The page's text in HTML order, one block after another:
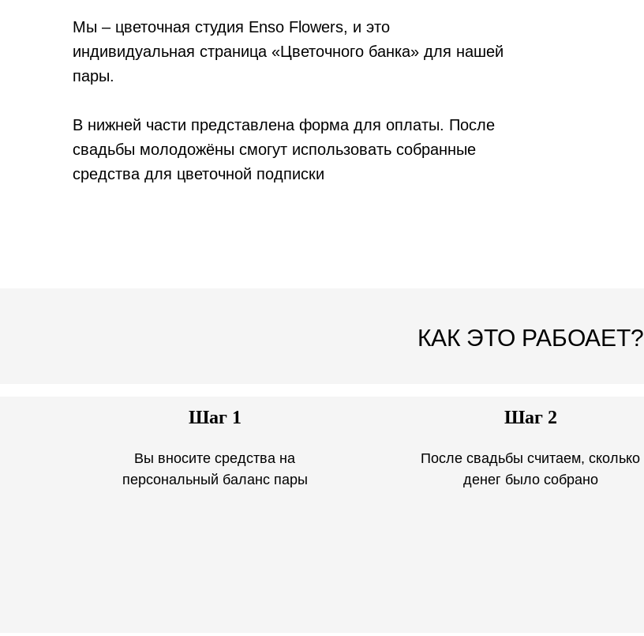
Мы – цветочная студия Enso Flowers, и это
индивидуальная страница «Цветочного банка» для нашей
пары.
В нижней части представлена форма для оплаты. После
свадьбы молодожёны смогут использовать собранные
средства для цветочной подписки
КАК ЭТО РАБОАЕТ?
Шаг 1
Вы вносите средства на
персональный баланс пары
Шаг 2
После свадьбы считаем, сколько
денег было собрано